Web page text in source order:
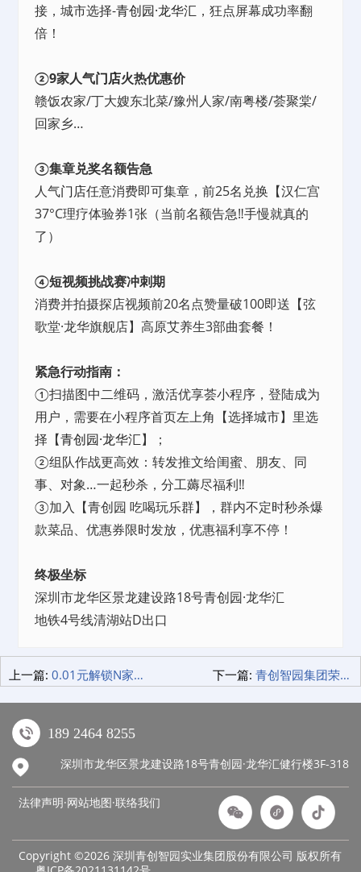
接，城市选择-青创园·龙华汇 ，狂点屏幕成功率翻
倍！
②9家人气门店火热优惠价
赣饭农家/丁大嫂东北菜/豫州人家/南粤楼/荟聚棠/
回家乡…
③集章兑奖名额告急
人气门店任意消费即可集章，前25名兑换【汉仁宫
37°C理疗体验券1张（当前名额告急‼️手慢就真的
了）
④短视频挑战赛冲刺期
消费并拍摄探店视频前20名点赞量破100即送【弦
歌堂·龙华旗舰店】高原艾养生3部曲套餐！
紧急行动指南：
①扫描图中二维码，激活优享荟小程序，登陆成为
用户，需要在小程序首页左上角【选择城市】里选
择【青创园·龙华汇】；
②组队作战更高效：转发推文给闺蜜、朋友、同
事、对象…一起秒杀，分工薅尽福利‼️
③加入【青创园 吃喝玩乐群】，群内不定时秒杀爆
款菜品、优惠券限时发放，优惠福利享不停！
终极坐标
深圳市龙华区景龙建设路18号青创园·龙华汇
地铁4号线清湖站D出口
上一篇: 0.01元解锁N家宝藏店铺 青创园·龙华汇美食地图大公开！ 下一篇: 青创智园集团荣获“龙华街道好青年团队”称号 以青春之名 书写团队共进新篇章！
189 2464 8255
深圳市龙华区景龙建设路18号青创园·龙华汇健行楼3F-318
法律声明·网站地图·联络我们
Copyright ©2026 深圳青创智园实业集团股份有限公司 版权所有